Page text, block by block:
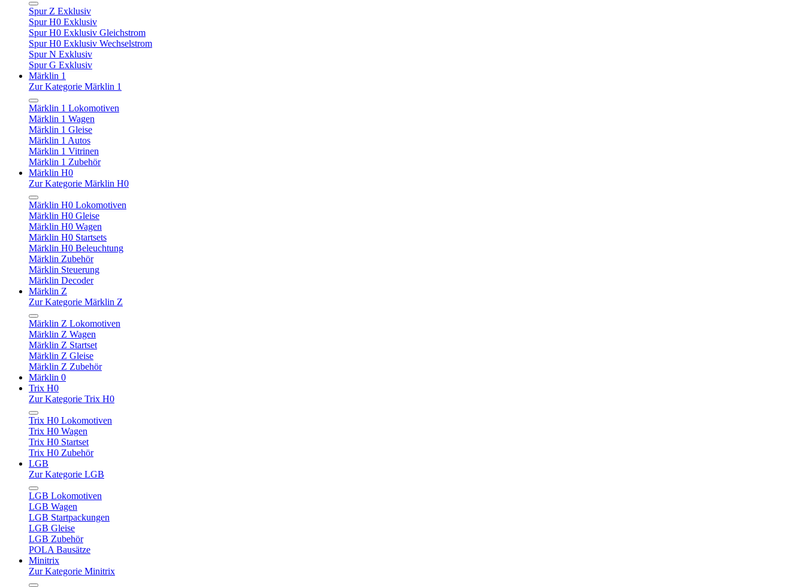
Spur Z Exklusiv
Spur H0 Exklusiv
Spur H0 Exklusiv Gleichstrom
Spur H0 Exklusiv Wechselstrom
Spur N Exklusiv
Spur G Exklusiv
Märklin 1
Zur Kategorie Märklin 1
Märklin 1 Lokomotiven
Märklin 1 Wagen
Märklin 1 Gleise
Märklin 1 Autos
Märklin 1 Vitrinen
Märklin 1 Zubehör
Märklin H0
Zur Kategorie Märklin H0
Märklin H0 Lokomotiven
Märklin H0 Gleise
Märklin H0 Wagen
Märklin H0 Startsets
Märklin H0 Beleuchtung
Märklin Zubehör
Märklin Steuerung
Märklin Decoder
Märklin Z
Zur Kategorie Märklin Z
Märklin Z Lokomotiven
Märklin Z Wagen
Märklin Z Startset
Märklin Z Gleise
Märklin Z Zubehör
Märklin 0
Trix H0
Zur Kategorie Trix H0
Trix H0 Lokomotiven
Trix H0 Wagen
Trix H0 Startset
Trix H0 Zubehör
LGB
Zur Kategorie LGB
LGB Lokomotiven
LGB Wagen
LGB Startpackungen
LGB Gleise
LGB Zubehör
POLA Bausätze
Minitrix
Zur Kategorie Minitrix